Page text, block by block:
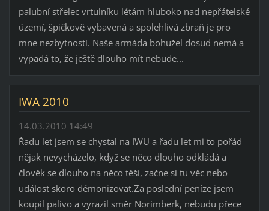
palubní střelec vrtulníku létám hluboko nad nepřátelské
území, špičkově vybavená a spolehlivá zbraň je pro
mne nezbytností. Naše armáda bohužel dosud nemá a
vypadá to, že ještě dlouho mít nebude...
IWA 2010
14.03.2010 14:49
Řadu let jsem se chystal na IWU a řadu let mi to pořád
nějak nevycházelo, když se něco dlouho odkládá a
člověk se dlouho na něco těší, začne si tu věc nebo
událost skoro démonizovat.Za poslední peníze jsem
koupil palivo a vyrazil směr Norimberk, nebudu přece